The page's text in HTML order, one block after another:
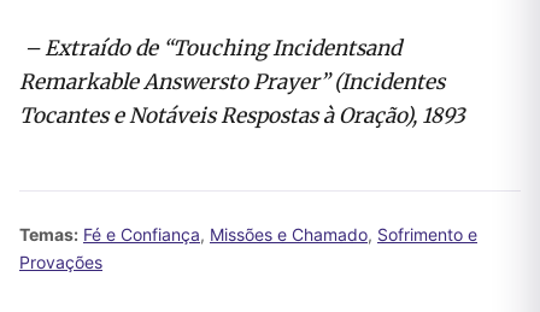
– Extraído de “Touching Incidentsand
Remarkable Answersto Prayer” (Incidentes
Tocantes e Notáveis Respostas à Oração), 1893
Temas: Fé e Confiança, Missões e Chamado, Sofrimento e
Provações